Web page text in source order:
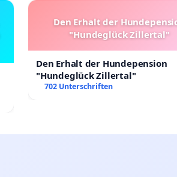
Den Erhalt der
"Hundeglück Zillertal"
Den Erhalt der Hundepension
"Hundeglück Zillertal"
702 Unterschriften